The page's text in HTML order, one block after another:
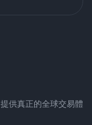
供真正的全球交易體